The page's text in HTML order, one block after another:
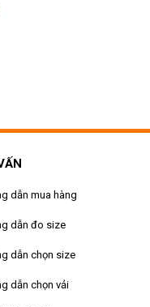
dẫn mua hàng
dẫn đo size
dẫn chọn size
dẫn chọn vải